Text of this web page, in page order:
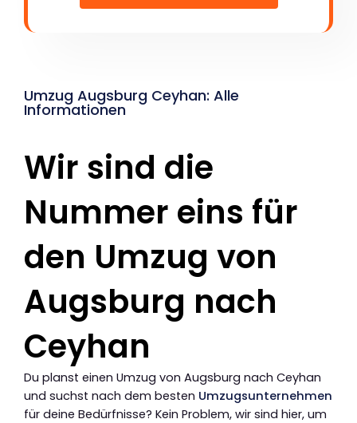
Umzug Augsburg Ceyhan: Alle
Informationen
Wir sind die
Nummer eins für
den Umzug von
Augsburg nach
Ceyhan
Du planst einen Umzug von Augsburg nach Ceyhan
und suchst nach dem besten Umzugsunternehmen
für deine Bedürfnisse? Kein Problem, wir sind hier, um